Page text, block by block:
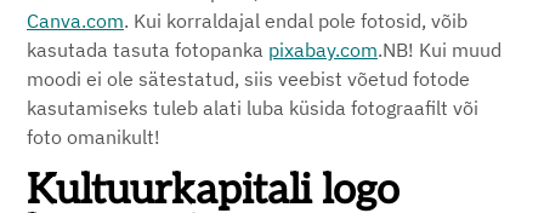
Canva.com. Kui korraldajal endal pole fotosid, võib
kasutada tasuta fotopanka pixabay.com.NB! Kui muud
moodi ei ole sätestatud, siis veebist võetud fotode
kasutamiseks tuleb alati luba küsida fotograafilt või
foto omanikult!
Kultuurkapitali logo